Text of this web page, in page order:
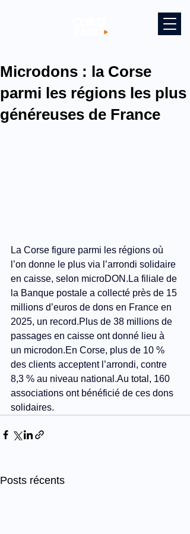
Microdons : la Corse
parmi les régions les plus
généreuses de France
La Corse figure parmi les régions où
l’on donne le plus via l’arrondi solidaire
en caisse, selon microDON.La filiale de
la Banque postale a collecté près de 15
millions d’euros de dons en France en
2025, un record.Plus de 38 millions de
passages en caisse ont donné lieu à
un microdon.En Corse, plus de 10 %
des clients acceptent l’arrondi, contre
8,3 % au niveau national.Au total, 160
associations ont bénéficié de ces dons
solidaires.
Posts récents